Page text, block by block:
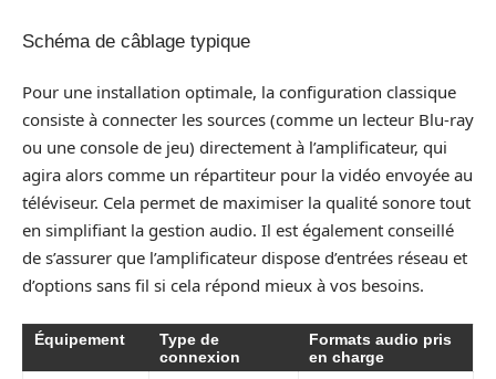
Schéma de câblage typique
Pour une installation optimale, la configuration classique
consiste à connecter les sources (comme un lecteur Blu-ray
ou une console de jeu) directement à l’amplificateur, qui
agira alors comme un répartiteur pour la vidéo envoyée au
téléviseur. Cela permet de maximiser la qualité sonore tout
en simplifiant la gestion audio. Il est également conseillé
de s’assurer que l’amplificateur dispose d’entrées réseau et
d’options sans fil si cela répond mieux à vos besoins.
Équipement
Type de
connexion
Formats audio pris
en charge